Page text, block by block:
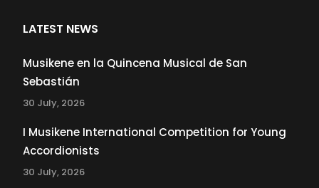
LATEST NEWS
Musikene en la Quincena Musical de San
Sebastián
30 July, 2026
I Musikene International Competition for Young
Accordionists
30 July, 2026